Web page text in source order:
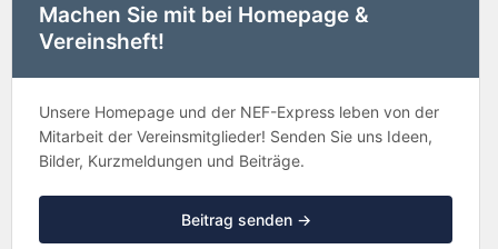
Machen Sie mit bei Homepage &
Vereinsheft!
Unsere Homepage und der NEF-Express leben von der
Mitarbeit der Vereinsmitglieder! Senden Sie uns Ideen,
Bilder, Kurzmeldungen und Beiträge.
Beitrag senden →